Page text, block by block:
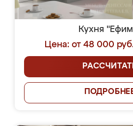
Кухня
Цена: от 48 000